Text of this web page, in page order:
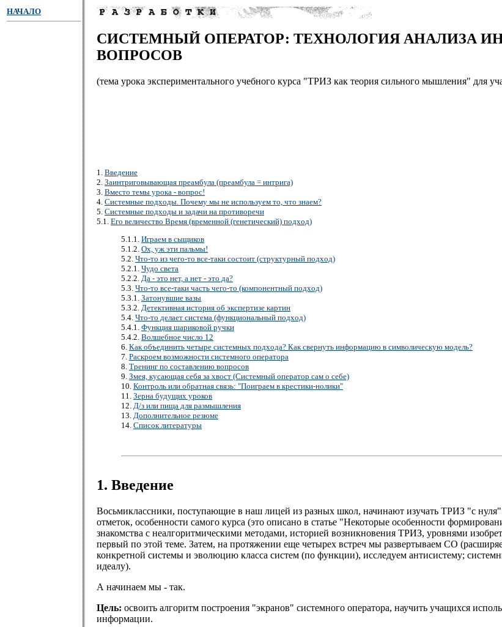
НАЧАЛО
СИСТЕМНЫЙ ОПЕРАТОР: ТЕХНОЛОГИЯ АНАЛИЗА
ВОПРОСОВ
(тема урока экспериментального учебного курса "ТРИЗ как теория сильного мышления" для
1. Введение
2. Заинтриговывающая преамбула (преамбула = интрига)
3. Вместо темы урока - вопрос!
4. Системные подходы. Почему мы не используем то, что знаем?
5. Системные подходы и задачи на противоречи
5.1. Его величество Время (временной (генетический) подход)
5.1.1. Играем в сыщиков
5.1.2. Ох, уж эти пальмы!
5.2. Что-то из чего-то все-таки состоит (структурный подход)
5.2.1. Чудо света
5.2.2. Да - это нет, а нет - это да?
5.3. Что-то все-таки часть чего-то (компонентный подход)
5.3.1. Затонувшие вазы
5.3.2. Детективная история об экспертизе картин
5.4. Что-то делает система (функциональный подход)
5.4.1. Функция шариковой ручки
5.4.2. Волшебное число 12
6. Как объединить четыре системных подхода? Как свернуть информацию в символическую модель?
7. Раскроем возможности системного оператора
8. Тренинг по составлению вопросов
9. Змея, кусающая себя за хвост (Системный оператор сам о себе)
10. Контроль или обратная связь: "Поиграем в крестики-нолики"
11. Зерна будущих уроков
12. Д/з или пища для размышления
13. Дополнительное резюме
14. Список литературы
1. Введение
Восьмиклассники, поступающие в наш лицей из разных школ, начинают изучать ТРИЗ "с
отметок, особенности самого курса (это описано в статье "Некоторые особенности
знакомства с неалгоритмическими методами, историей возникновения ТРИЗ, уровнями
первый по этой теме. Затем, на протяжении еще четырех встреч мы развертываем СО
конкретной системы и эволюцию класса систем (по функции), исследуем антисистему;
идеалу).
А начинаем мы - так.
Цель: освоить алгоритм построения "экранов" системного оператора, научить учащихся
информации.